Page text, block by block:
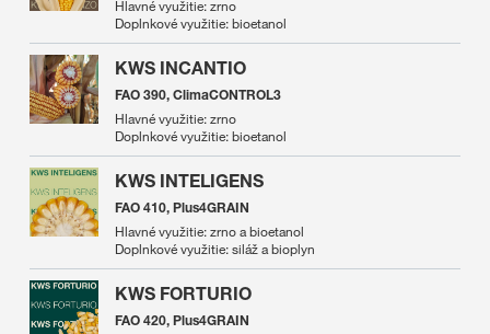
Hlavné využitie: zrno
Doplnkové využitie: bioetanol
KWS INCANTIO
FAO 390, ClimaCONTROL3
Hlavné využitie: zrno
Doplnkové využitie: bioetanol
KWS INTELIGENS
FAO 410, Plus4GRAIN
Hlavné využitie: zrno a bioetanol
Doplnkové využitie: siláž a bioplyn
KWS FORTURIO
FAO 420, Plus4GRAIN